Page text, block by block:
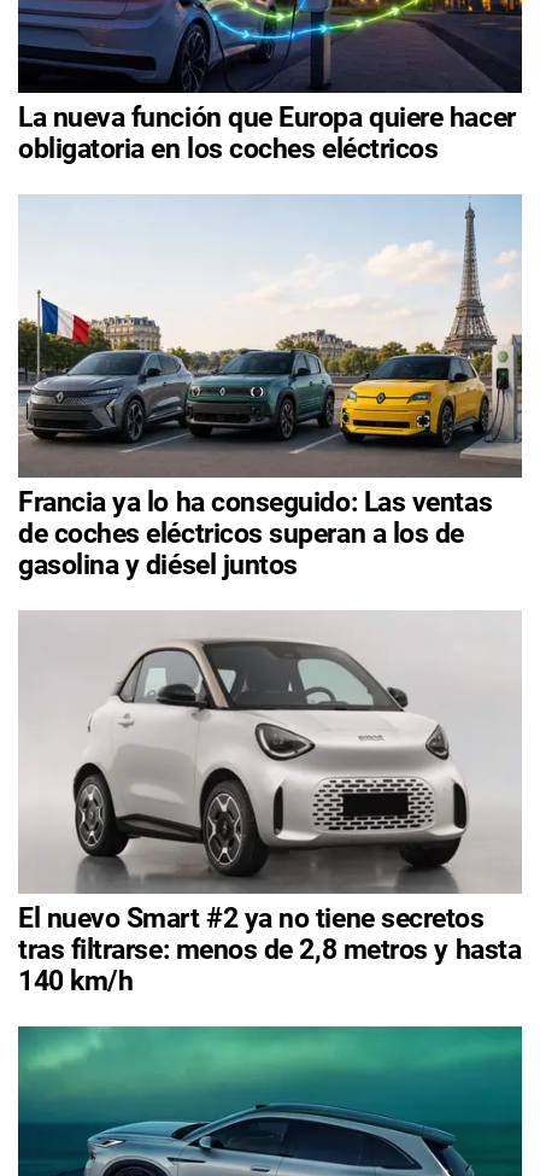
La nueva función que Europa quiere hacer
obligatoria en los coches eléctricos
Francia ya lo ha conseguido: Las ventas
de coches eléctricos superan a los de
gasolina y diésel juntos
El nuevo Smart #2 ya no tiene secretos
tras filtrarse: menos de 2,8 metros y hasta
140 km/h